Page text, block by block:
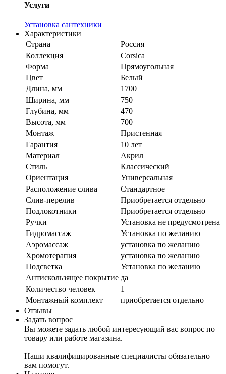
Услуги
Установка сантехники
Характеристики
Страна
Россия
Коллекция
Corsica
Форма
Прямоугольная
Цвет
Белый
Длина, мм
1700
Ширина, мм
750
Глубина, мм
470
Высота, мм
700
Монтаж
Пристенная
Гарантия
10 лет
Материал
Акрил
Стиль
Классический
Ориентация
Универсальная
Расположение слива
Стандартное
Слив-перелив
Приобретается отдельно
Подлокотники
Приобретается отдельно
Ручки
Установка не предусмотрена
Гидромассаж
Установка по желанию
Аэромассаж
установка по желанию
Хромотерапия
установка по желанию
Подсветка
Установка по желанию
Антискользящее покрытие да
Количество человек
1
Монтажный комплект
приобретается отдельно
Отзывы
Задать вопрос
Вы можете задать любой интересующий вас вопрос по
товару или работе магазина.
Наши квалифицированные специалисты обязательно
вам помогут.